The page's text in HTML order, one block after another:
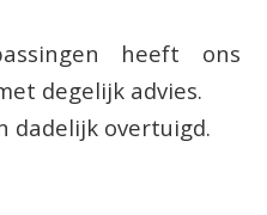
heeft ons
degelijk advies.
dadelijk overtuigd.